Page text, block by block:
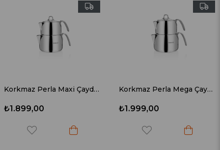
Korkmaz Perla Maxi Çaydanlık Takımı A028
₺1.899,00
Korkmaz Perla Mega Çaydanlık Takımı A029
₺1.999,00